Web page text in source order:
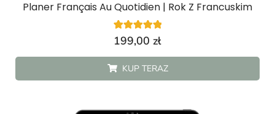
Planer Français Au Quotidien | Rok Z Francuskim
Oceniony
5.00
4
ocen
klientów
199,00 zł
KUP TERAZ